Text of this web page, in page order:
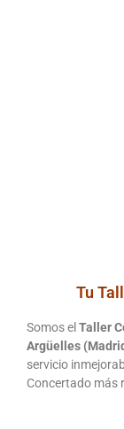
Tu
Somos el Taller
Argüelles
servicio
Concertado más